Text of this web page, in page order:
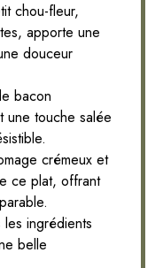
chou-fleur,
apporte une
douceur
bacon
une touche salée
crémeux et
ce plat, offrant
les ingrédients
belle